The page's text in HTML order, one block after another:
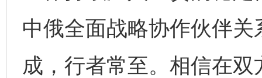
中俄全面战略协作伙伴
成，行者常至。相信在